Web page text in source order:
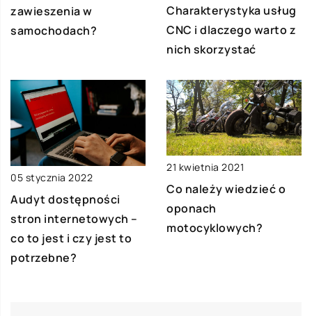
zawieszenia w
samochodach?
Charakterystyka usług
CNC i dlaczego warto z
nich skorzystać
05 stycznia 2022
Audyt dostępności
stron internetowych –
co to jest i czy jest to
potrzebne?
21 kwietnia 2021
Co należy wiedzieć o
oponach
motocyklowych?